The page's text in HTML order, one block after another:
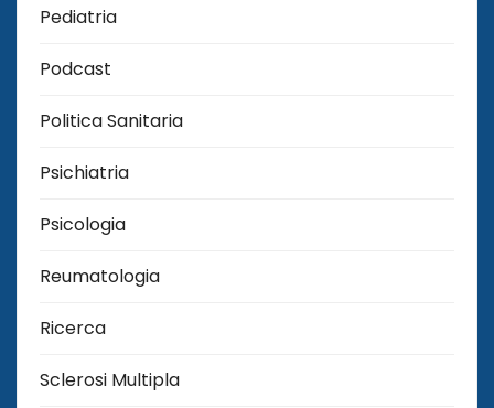
Pediatria
Podcast
Politica Sanitaria
Psichiatria
Psicologia
Reumatologia
Ricerca
Sclerosi Multipla